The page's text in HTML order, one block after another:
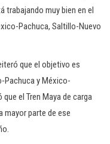
trabajando muy bien en el
Pachuca, Saltillo-Nuevo
que el objetivo es
Pachuca y México-
el Tren Maya de carga
mayor parte de ese